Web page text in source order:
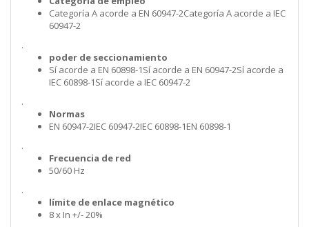
Categoría A acorde a EN 60947-2Categoría A acorde a IEC
60947-2
.
poder de seccionamiento
Sí acorde a EN 60898-1Sí acorde a EN 60947-2Sí acorde a
IEC 60898-1Sí acorde a IEC 60947-2
.
Normas
EN 60947-2IEC 60947-2IEC 60898-1EN 60898-1
.
Frecuencia de red
50/60 Hz
.
límite de enlace magnético
8 x In +/- 20%